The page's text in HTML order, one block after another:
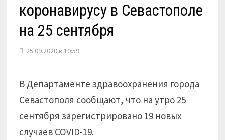
коронавирусу в Севастополе
на 25 сентября
25.09.2020 в 10:59
В Департаменте здравоохранения города
Севастополя сообщают, что на утро 25
сентября зарегистрировано 19 новых
случаев COVID-19.